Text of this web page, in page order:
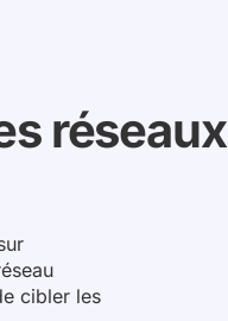
réseaux
cibler les